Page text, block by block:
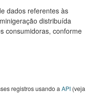
dados referentes às
distribuída
consumidoras, conforme
registros usando a API (veja